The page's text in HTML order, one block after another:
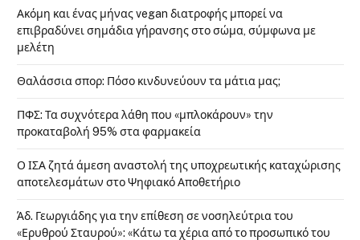
Ακόμη και ένας μήνας vegan διατροφής μπορεί να
επιβραδύνει σημάδια γήρανσης στο σώμα, σύμφωνα με
μελέτη
Θαλάσσια σπορ: Πόσο κινδυνεύουν τα μάτια μας;
ΠΦΣ: Τα συχνότερα λάθη που «μπλοκάρουν» την
προκαταβολή 95% στα φαρμακεία
Ο ΙΣΑ ζητά άμεση αναστολή της υποχρεωτικής καταχώρισης
αποτελεσμάτων στο Ψηφιακό Αποθετήριο
Άδ. Γεωργιάδης για την επίθεση σε νοσηλεύτρια του
«Ερυθρού Σταυρού»: «Κάτω τα χέρια από το προσωπικό του